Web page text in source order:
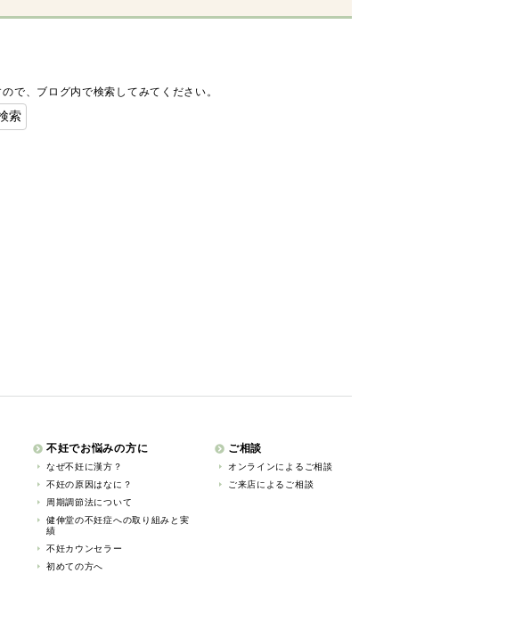
で、ブログ内で検索してみてください。
不妊でお悩みの方に
なぜ不妊に漢方？
不妊の原因はなに？
周期調節法について
健伸堂の不妊症への取り組みと実
績
不妊カウンセラー
初めての方へ
ご相談
オンラインによるご相談
ご来店によるご相談